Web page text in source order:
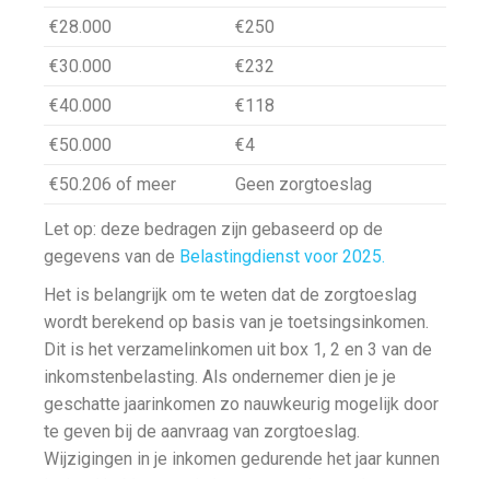
€28.000
€250
€30.000
€232
€40.000
€118
€50.000
€4
€50.206 of meer
Geen zorgtoeslag
Let op: deze bedragen zijn gebaseerd op de
gegevens van de Belastingdienst voor 2025.
Het is belangrijk om te weten dat de zorgtoeslag
wordt berekend op basis van je toetsingsinkomen.
Dit is het verzamelinkomen uit box 1, 2 en 3 van de
inkomstenbelasting. Als ondernemer dien je je
geschatte jaarinkomen zo nauwkeurig mogelijk door
te geven bij de aanvraag van zorgtoeslag.
Wijzigingen in je inkomen gedurende het jaar kunnen